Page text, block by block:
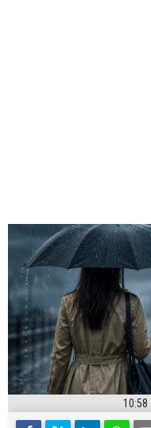
10:58